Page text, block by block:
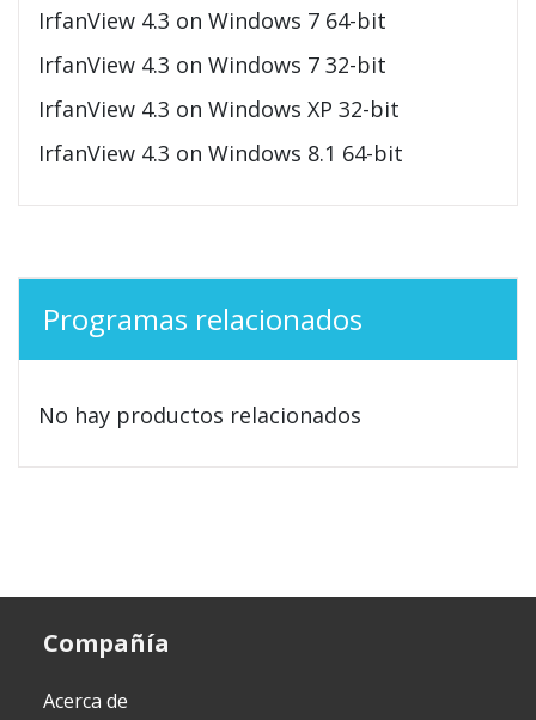
IrfanView 4.3 on Windows 7 64-bit
IrfanView 4.3 on Windows 7 32-bit
IrfanView 4.3 on Windows XP 32-bit
IrfanView 4.3 on Windows 8.1 64-bit
Programas relacionados
No hay productos relacionados
Compañía
Acerca de